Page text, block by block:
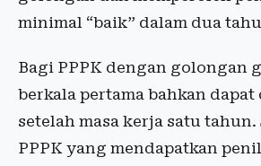
minimal “baik” dalam dua
Bagi PPPK dengan golongan
berkala pertama bahkan
setelah masa kerja satu tahun.
PPPK yang mendapatkan